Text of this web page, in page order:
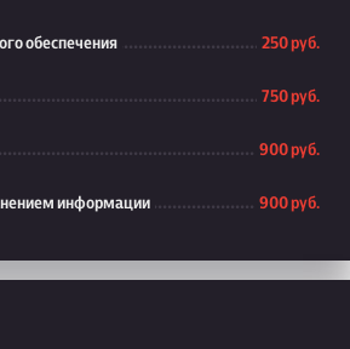
обеспечения 250 руб.
750 руб.
900 руб.
информации 900 руб.